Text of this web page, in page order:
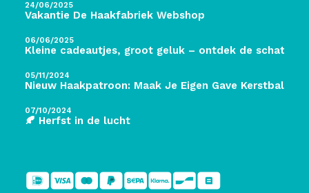
24/06/2025
Vakantie De Haakfabriek Webshop
06/06/2025
Kleine cadeautjes, groot geluk – ontdek de schatten
05/11/2024
Nieuw Haakpatroon: Maak Je Eigen Gave Kerstballen!
07/10/2024
🍂 Herfst in de lucht